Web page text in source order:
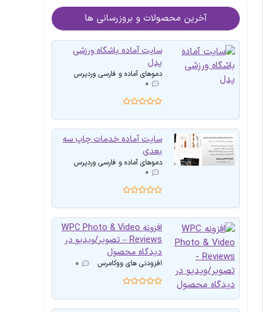
آخرین محصولات و بروزرسانی ها
سایت آماده باشگاه ورزشی
پدل
دموهای آماده و فارسی وردپرس
۰
سایت آماده خدمات چاپ سه
بعدی
دموهای آماده و فارسی وردپرس
۰
افزونه WPC Photo & Video
Reviews – تصویر/ویدیو در
دیدگاه محصول
افزودنی های ووکامرس ۰